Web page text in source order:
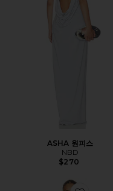
ASHA 원피스
NBD
$270